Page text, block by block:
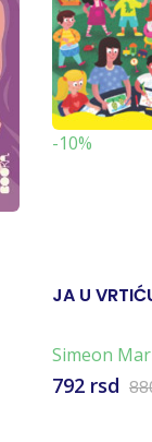
-10%
JA U
Simeon
Marković
792 rsd